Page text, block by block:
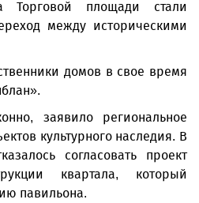
Торговой площади стали
между историческими
домов в свое время
заявило региональное
культурного наследия. В
согласовать проект
квартала, который
павильона.